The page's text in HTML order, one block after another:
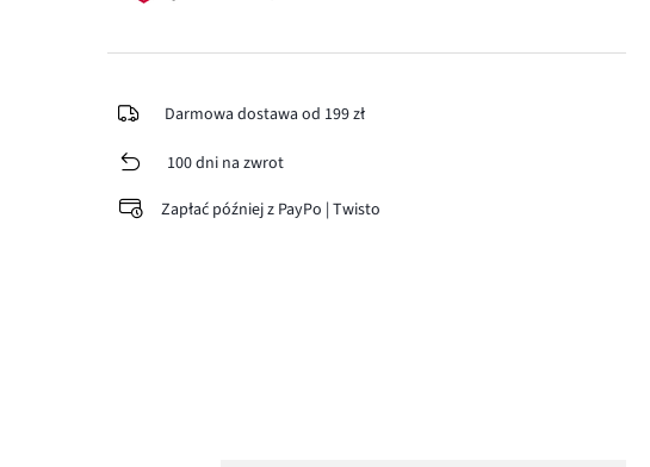
Darmowa dostawa od 199 zł
100 dni na zwrot
Zapłać później z PayPo | Twisto